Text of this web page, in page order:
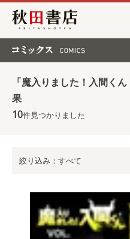
秋田書店
「魔入りました！入間く
果
10件見つかりました
絞り込み：すべて